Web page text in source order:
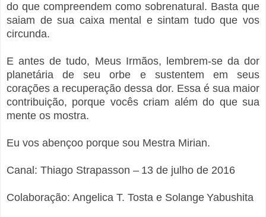
do que compreendem como sobrenatural. Basta que
saiam de sua caixa mental e sintam tudo que vos
circunda.
E antes de tudo, Meus Irmãos, lembrem-se da dor
planetária de seu orbe e sustentem em seus
corações a recuperação dessa dor. Essa é sua maior
contribuição, porque vocês criam além do que sua
mente os mostra.
Eu vos abençoo porque sou Mestra Mirian.
Canal: Thiago Strapasson – 13 de julho de 2016
Colaboração: Angelica T. Tosta e Solange Yabushita